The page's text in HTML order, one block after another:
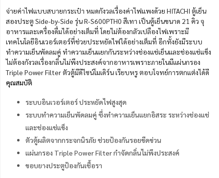
จ่ายค่าไฟแบบสบายกระเป๋า หมดกังวลเรื่องค่าไฟแพงด้วย HITACHI ตู้เย็น
สองประตู Side-by-Side รุ่น R-S600PTH0 สีเทา เป็นตู้เย็นขนาด 21 คิว จุ
อาหารและเครื่องดื่มได้อย่างเต็มที่ โดยไม่ต้องกลัวเปลืองไฟเพราะมี
เทคโนโลยีอินเวอร์เตอร์ที่ช่วยประหยัดไฟได้อย่างเต็มที่ อีกทั้งยังมีระบบ
ทำความเย็นพัดลมคู่ ทำความเย็นแยกกันระหว่างช่องแช่เย็นและช่องแช่แข็ง
ไม่ต้องกังวลเรื่องกลิ่นไม่พึงประสงค์จากอาหารเพราะภายในมีแผ่นกรอง
Triple Power Filter ตัวตู้มีดีไซน์โมเดิร์น เรียบหรู ตอบโจทย์การตกแต่งได้ดี
คุณสมบัติ
ระบบอินเวอร์เตอร์ ประหยัดไฟสูงสุด
ระบบทำความเย็นพัดลมคู่ ซึ่งทำความเย็นแยกอิสระ ระหว่างช่องแช่
และช่องแช่แข็ง
ตัวตู้ผลิตจากกระจกนิรภัย ช่วยป้องกันรอยขีดข่วน
แผ่นกรอง Triple Power Filter กำจัดกลิ่นไม่พึงประสงค์
ขอบยางประตูป้องกันเชื้อรา